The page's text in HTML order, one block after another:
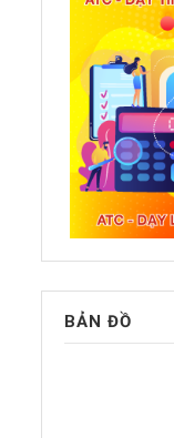
BẢN ĐỒ